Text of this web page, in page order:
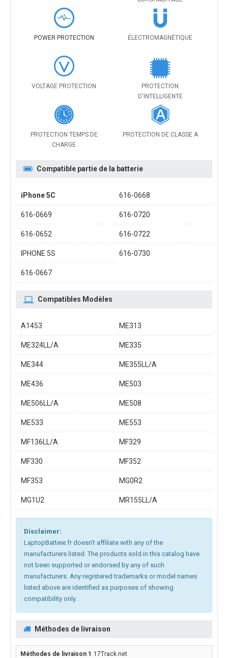
POWER PROTECTION ÉLECTROMAGNÉTIQUE
VOLTAGE PROTECTION
PROTECTION
D'INTELLIGENTE
PROTECTION TEMPS DE
CHARGE
PROTECTION DE CLASSE A
Compatible partie de la batterie
iPhone 5C 616-0668
616-0669 616-0720
616-0652 616-0722
IPHONE 5S 616-0730
616-0667
Compatibles Modèles
A1453 ME313
ME324LL/A ME335
ME344 ME355LL/A
ME436 ME503
ME506LL/A ME508
ME533 ME553
MF136LL/A MF329
MF330 MF352
MF353 MG0R2
MG1U2 MR155LL/A
Disclaimer:
LaptopBatteie.fr doesn't affiliate with any of the
manufacturers listed. The products sold in this catalog have
not been supported or endorsed by any of such
manufacturers. Any registered trademarks or model names
listed above are identified as purposes of showing
compatibility only.
Méthodes de livraison
17Track.net